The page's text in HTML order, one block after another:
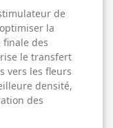
de
la
des
le transfert
vers les fleurs
densité,
des